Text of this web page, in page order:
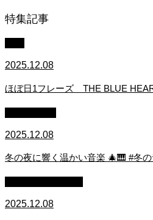
特集記事
2025.12.08
ほぼ日1フレーズ THE BLUE
2025.12.08
冬の夜に響く温かい音楽 🎄🎹 #冬
2025.12.08